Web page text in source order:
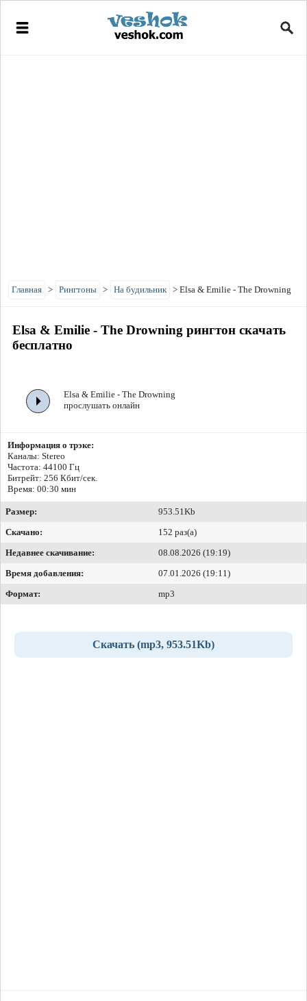
Главная > Рингтоны > На будильник > Elsa & Emilie - The Drowning
Elsa & Emilie - The Drowning рингтон скачать
бесплатно
Elsa & Emilie - The Drowning
прослушать онлайн
Информация о трэке:
Каналы: Stereo
Частота: 44100 Гц
Битрейт: 256 Кбит/сек.
Время: 00:30 мин
Размер:
953.51Kb
Скачано:
152 раз(а)
Недавнее скачивание:
08.08.2026 (19:19)
Время добавления:
07.01.2026 (19:11)
Формат:
mp3
Скачать (mp3, 953.51Kb)